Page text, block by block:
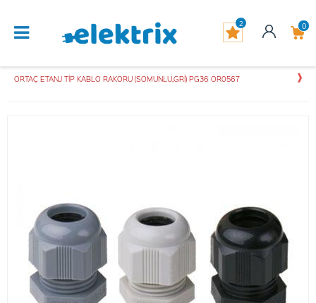
0
2
ORTAÇ ETANJ TİP KABLO RAKORU (SOMUNLU,GRİ) PG36 OR0567